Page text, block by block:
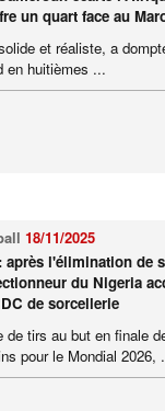
un quart face au
et réaliste, a
en huitièmes ...
18/11/2025
après l'élimination de
du Nigeria
de sorcellerie
de tirs au but en finale
pour le Mondial 2026,